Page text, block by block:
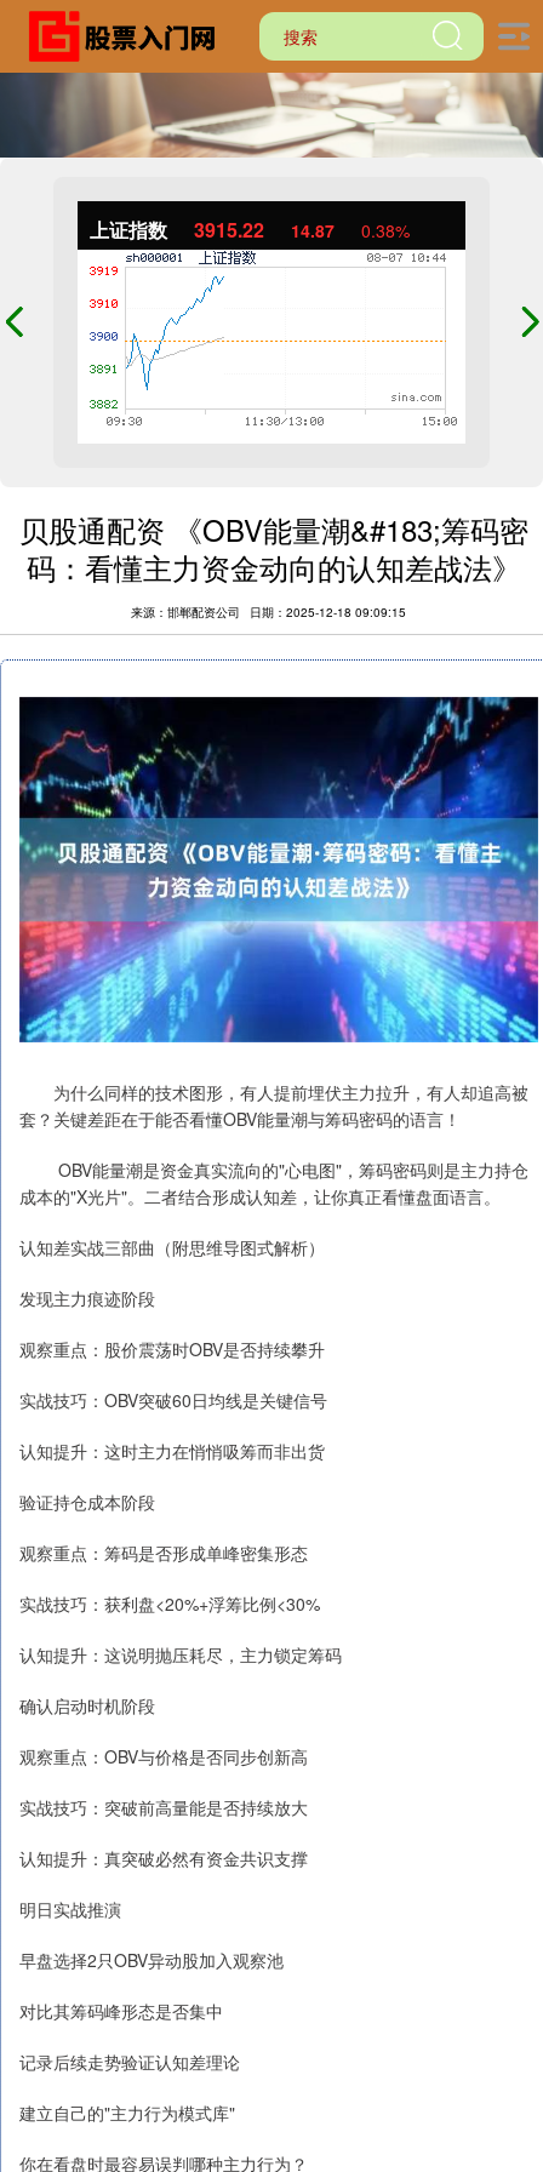
上证指数 3915.22 14.87 0.38%
贝股通配资 《OBV能量潮&#183;筹码密
码：看懂主力资金动向的认知差战法》
来源：邯郸配资公司 日期：2025-12-18 09:09:15
为什么同样的技术图形，有人提前埋伏主力拉升，有人却追高被
套？关键差距在于能否看懂OBV能量潮与筹码密码的语言！
OBV能量潮是资金真实流向的"心电图"，筹码密码则是主力持仓
成本的"X光片"。二者结合形成认知差，让你真正看懂盘面语言。
认知差实战三部曲（附思维导图式解析）
发现主力痕迹阶段
观察重点：股价震荡时OBV是否持续攀升
实战技巧：OBV突破60日均线是关键信号
认知提升：这时主力在悄悄吸筹而非出货
验证持仓成本阶段
观察重点：筹码是否形成单峰密集形态
实战技巧：获利盘<20%+浮筹比例<30%
认知提升：这说明抛压耗尽，主力锁定筹码
确认启动时机阶段
观察重点：OBV与价格是否同步创新高
实战技巧：突破前高量能是否持续放大
认知提升：真突破必然有资金共识支撑
明日实战推演
早盘选择2只OBV异动股加入观察池
对比其筹码峰形态是否集中
记录后续走势验证认知差理论
建立自己的"主力行为模式库"
你在看盘时最容易误判哪种主力行为？